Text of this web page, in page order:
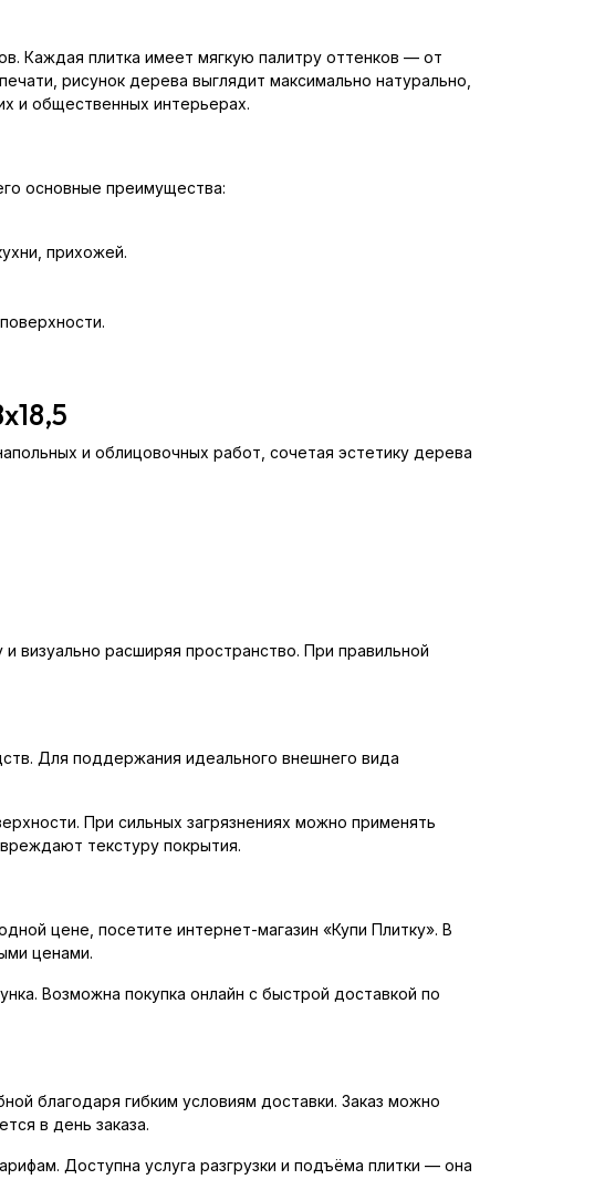
Каждая плитка имеет мягкую палитру оттенков — от
рисунок дерева выглядит максимально натурально,
и общественных интерьерах.
основные преимущества:
прихожей.
и облицовочных работ, сочетая эстетику дерева
визуально расширяя пространство. При правильной
Для поддержания идеального внешнего вида
При сильных загрязнениях можно применять
текстуру покрытия.
цене, посетите интернет-магазин «Купи Плитку». В
ценами.
Возможна покупка онлайн с быстрой доставкой по
благодаря гибким условиям доставки. Заказ можно
в день заказа.
Доступна услуга разгрузки и подъёма плитки — она